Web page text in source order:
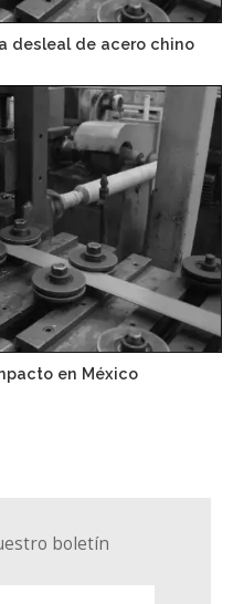
desleal de acero chino
en México
boletín